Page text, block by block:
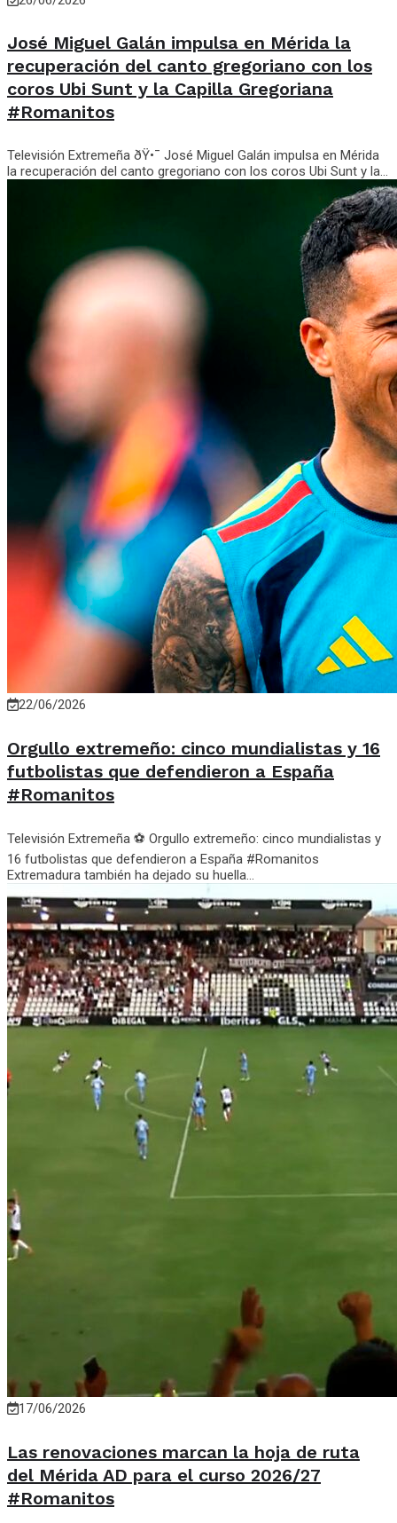
José Miguel Galán impulsa en Mérida la
recuperación del canto gregoriano con los
coros Ubi Sunt y la Capilla Gregoriana
#Romanitos
Televisión Extremeña ðŸ•¯️ José Miguel Galán impulsa en Mérida
la recuperación del canto gregoriano con los coros Ubi Sunt y la...
22/06/2026
Orgullo extremeño: cinco mundialistas y 16
futbolistas que defendieron a España
#Romanitos
Televisión Extremeña ⚽ Orgullo extremeño: cinco mundialistas y
16 futbolistas que defendieron a España #Romanitos
Extremadura también ha dejado su huella...
17/06/2026
Las renovaciones marcan la hoja de ruta
del Mérida AD para el curso 2026/27
#Romanitos